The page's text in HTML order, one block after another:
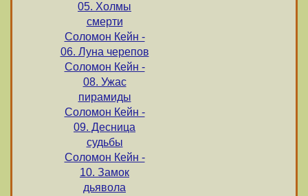
05. Холмы
смерти
Соломон Кейн -
06. Луна черепов
Соломон Кейн -
08. Ужас
пирамиды
Соломон Кейн -
09. Десница
судьбы
Соломон Кейн -
10. Замок
дьявола